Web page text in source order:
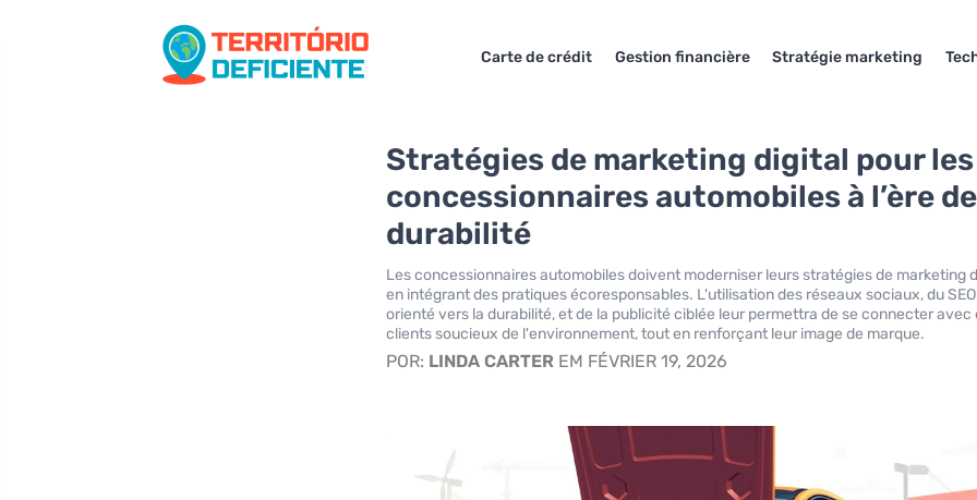
Carte de crédit Gestion financière Stratégie marketing
Stratégies de marketing digital pour les
concessionnaires automobiles à l’ère
durabilité
Les concessionnaires automobiles doivent moderniser leurs stratégies de marketing
en intégrant des pratiques écoresponsables. L'utilisation des réseaux sociaux, du SEO
orienté vers la durabilité, et de la publicité ciblée leur permettra de se connecter avec
clients soucieux de l'environnement, tout en renforçant leur image de marque.
POR: LINDA CARTER EM FÉVRIER 19, 2026